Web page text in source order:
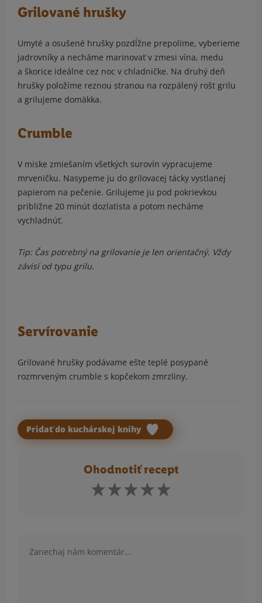
Grilované hrušky
Umyté a osušené hrušky pozdĺžne prepolíme, vyberieme
jadrovníky a necháme marinovať v zmesi vína, medu
a škorice ideálne cez noc v chladničke. Na druhý deň
hrušky položíme reznou stranou na rozpálený rošt grilu
a grilujeme domäkka.
Crumble
V miske zmiešaním všetkých surovín vypracujeme
mrveničku. Nasypeme ju do grilovacej tácky vystlanej
papierom na pečenie. Grilujeme ju pod pokrievkou
približne 20 minút dozlatista a potom necháme
vychladnúť.
Tip: Čas potrebný na grilovanie je len orientačný. Vždy
závisí od typu grilu.
Servírovanie
Grilované hrušky podávame ešte teplé posypané
rozmrveným crumble s kopčekom zmrzliny.
Pridať do kuchárskej knihy
Ohodnotiť recept